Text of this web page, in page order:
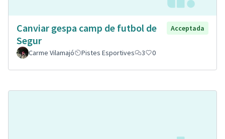
Canviar gespa camp de futbol de
Segur
Acceptada
Carme Vilamajó Pistes Esportives 3 0